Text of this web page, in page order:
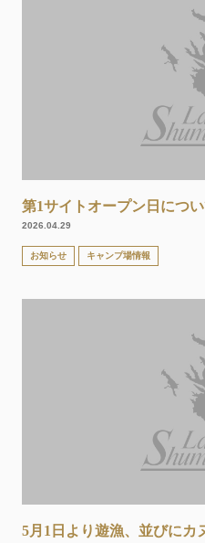
第1サイトオープン日につ
2026.04.29
お知らせ キャンプ場情報
5月1日より遊漁、並びにカ